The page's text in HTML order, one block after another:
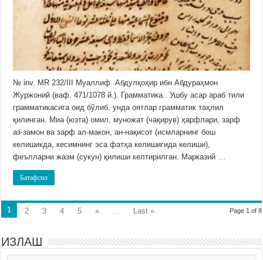
№ inv. MR 232/III Муаллиф. Абдулқоҳир ибн Абдураҳмон
Журжоний (ваф. 471/1078 й.). Грамматика.. Ушбу асар араб тили
грамматикасига оид бўлиб, унда оятлар грамматик таҳлил
қилинган. Миа (юзта) омил, муножат (чақирув) ҳарфлари, зарф
аз-замон ва зарф ал-макон, ан-нақисот (исмларнинг бош
келишикда, кесимнинг эса фатҳа келишигида келиши),
феълларни жазм (сукун) қилиши келтирилган. Марказий …
Батафсил
Page 1 of 8
1 2 3 4 5 » ... Last »
ИЗЛАШ